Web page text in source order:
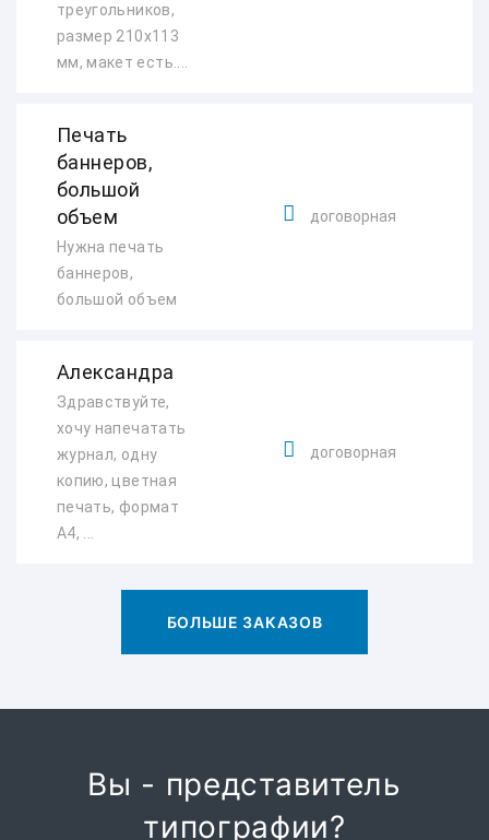
треугольников,
размер 210х113
мм, макет есть....
Печать
баннеров,
большой
объем
Нужна печать
баннеров,
большой объем
договорная
Александра
Здравствуйте,
хочу напечатать
журнал, одну
копию, цветная
печать, формат
А4, ...
договорная
БОЛЬШЕ ЗАКАЗОВ
Вы - представитель
типографии?